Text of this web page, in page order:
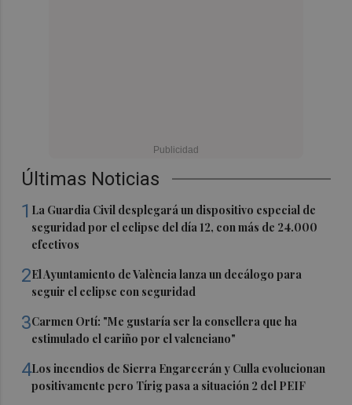
Últimas Noticias
1 La Guardia Civil desplegará un dispositivo especial de
seguridad por el eclipse del día 12, con más de 24.000
efectivos
2El Ayuntamiento de València lanza un decálogo para
seguir el eclipse con seguridad
3Carmen Ortí: "Me gustaría ser la consellera que ha
estimulado el cariño por el valenciano"
4Los incendios de Sierra Engarcerán y Culla evolucionan
positivamente pero Tírig pasa a situación 2 del PEIF